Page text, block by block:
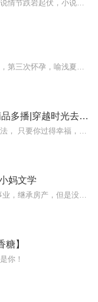
我的时光恋人|免费|都市精品多播|穿越时光去爱你
妈文学
】
你！